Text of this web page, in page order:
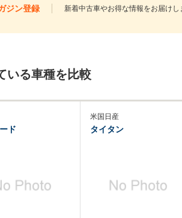
ジン登録 新着中古車やお得な情報をお届けし
いる車種を比較
ド
米国日産
タイタン